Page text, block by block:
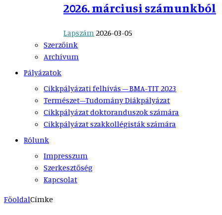
2026. márciusi számunkból
Lapszám2026-03-05
Szerzőink
Archívum
Pályázatok
Cikkpályázati felhívás – BMA-TIT 2023
Természet–Tudomány Diákpályázat
Cikkpályázat doktoranduszok számára
Cikkpályázat szakkollégisták számára
Rólunk
Impresszum
Szerkesztőség
Kapcsolat
FőoldalCímke